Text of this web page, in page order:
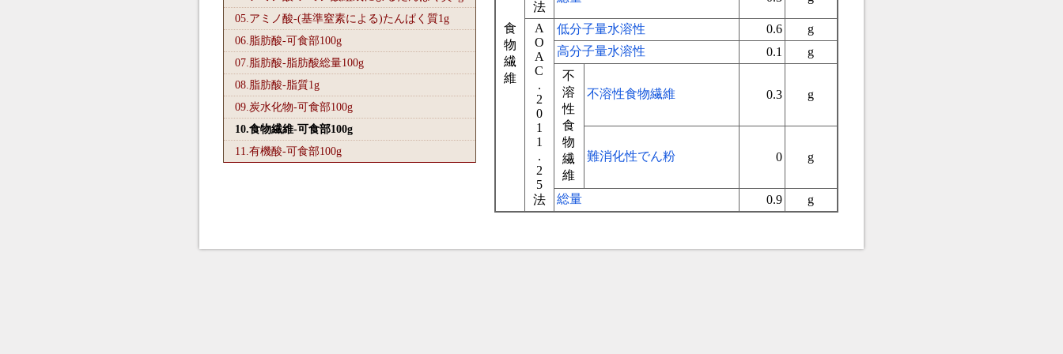
05.アミノ酸-(基準窒素による)たんぱく質1g
06.脂肪酸-可食部100g
07.脂肪酸-脂肪酸総量100g
08.脂肪酸-脂質1g
09.炭水化物-可食部100g
10.食物繊維-可食部100g
11.有機酸-可食部100g
食
物
繊
維
法
A
O
A
C
.
2
0
1
1
.
2
5
法
低分子量水溶性 0.6
g
高分子量水溶性
0.1
g
不
溶
性
食
物
繊
維
不溶性食物繊維 0.3 g
難消化性でん粉 0 g
総量 0.9 g